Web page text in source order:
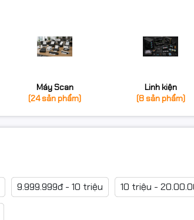
Máy Scan
(24 sản phẩm)
Linh kiện
(8 sản phẩm)
9.999.999đ - 10 triệu 10 triệu -